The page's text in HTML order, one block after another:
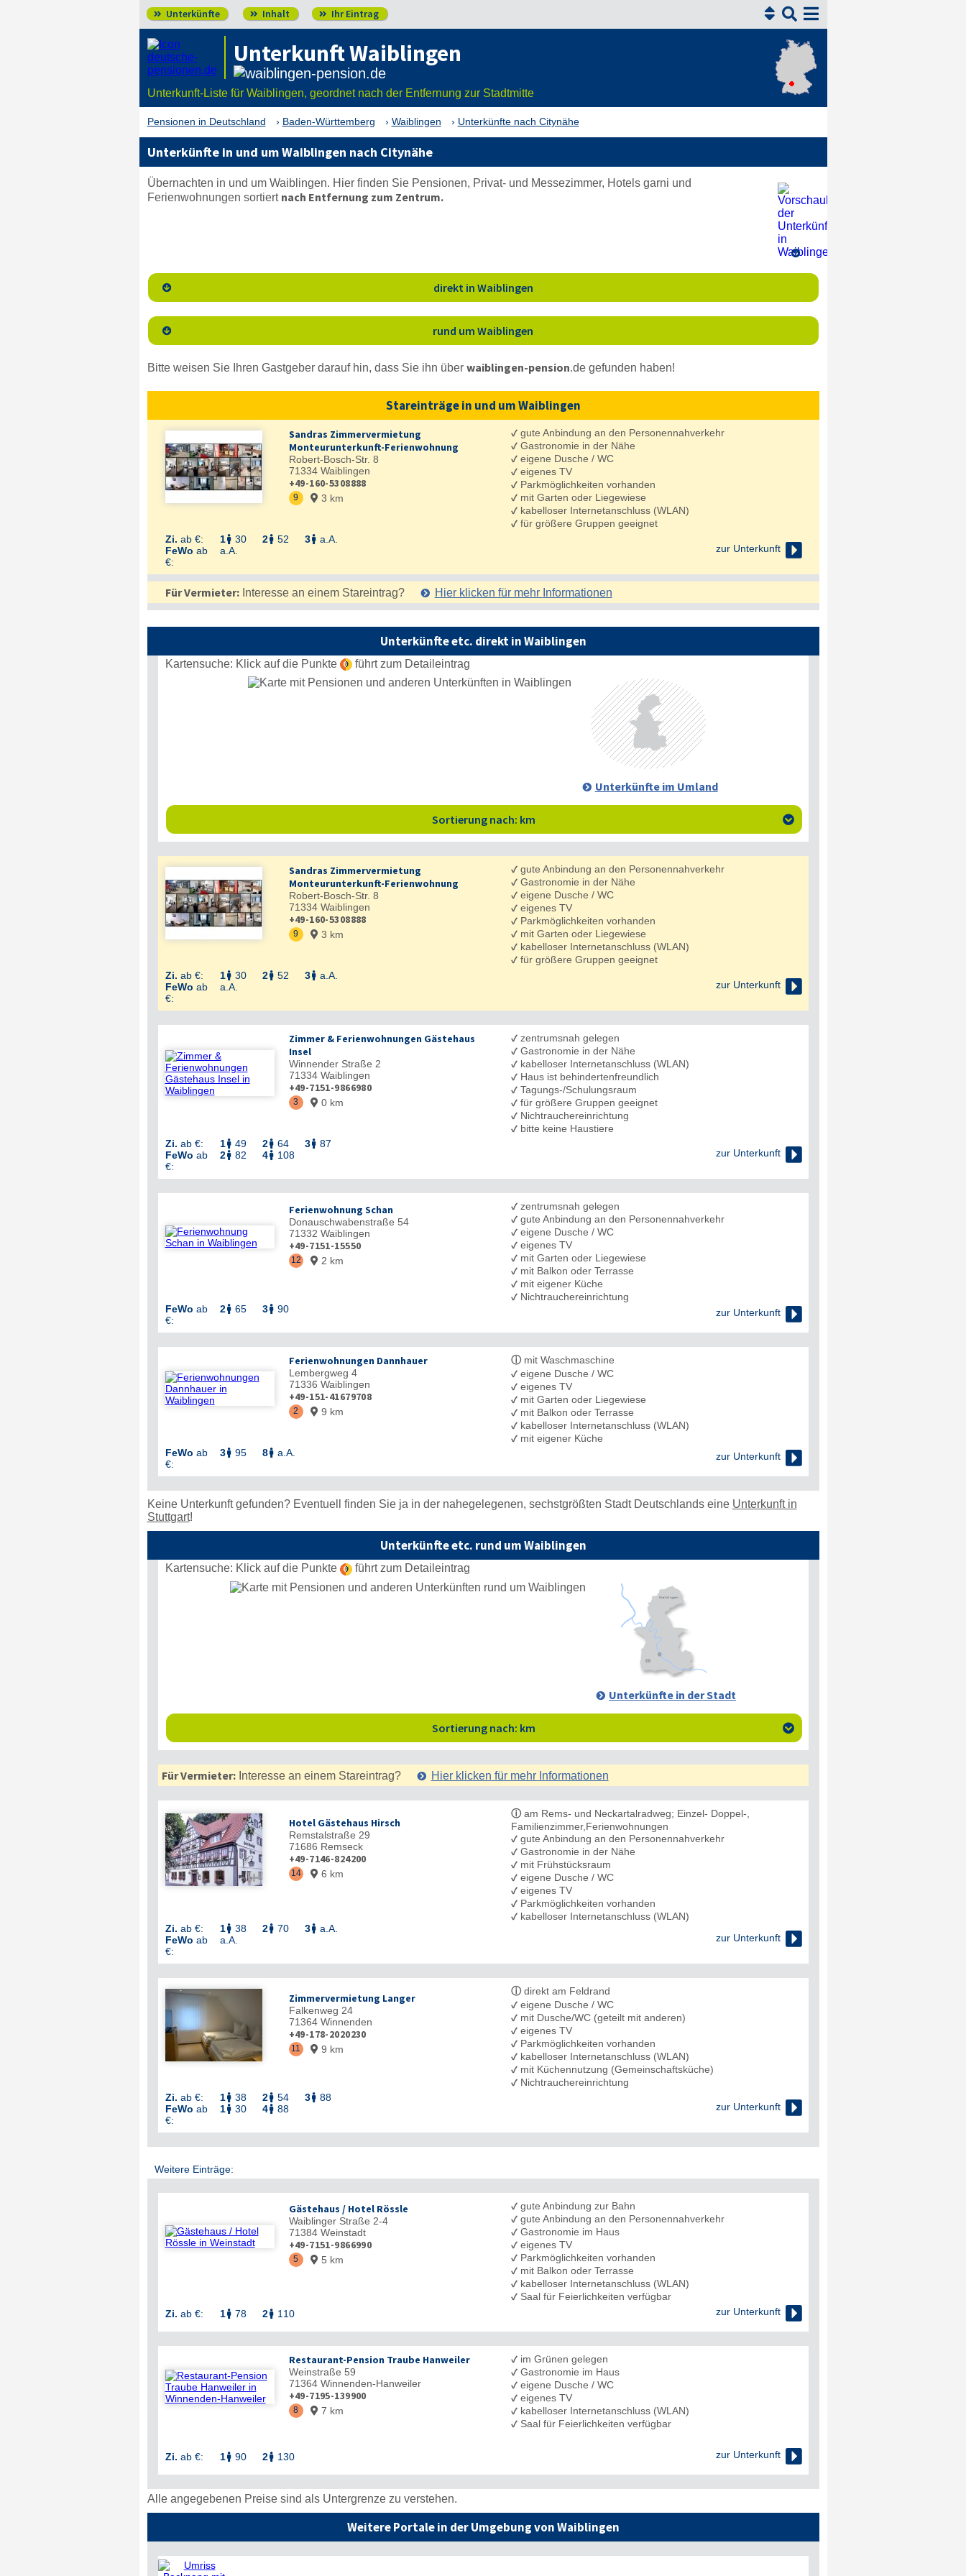
 Unterkünfte  Inhalt  Ihr Eintrag 

Unterkunft Waiblingen
Unterkunft-Liste für Waiblingen, geordnet nach der Entfernung zur Stadtmitte
Pensionen in Deutschland Baden-Württemberg Waiblingen Unterkünfte nach Citynähe
Unterkünfte in und um Waiblingen nach Citynähe

Übernachten in und um Waiblingen. Hier finden Sie Pensionen, Privat- und Messezimmer, Hotels garni und
Ferienwohnungen sortiert nach Entfernung zum Zentrum.
 direkt in Waiblingen
 rund um Waiblingen
Bitte weisen Sie Ihren Gastgeber darauf hin, dass Sie ihn über waiblingen-pension.degefunden haben!
Stareinträge in und um Waiblingen
Sandras Zimmervermietung
Monteurunterkunft-Ferienwohnung
Robert-Bosch-Str. 8
71334 Waiblingen
+49-160-5308888
9  3 km
Zi. ab €: 1 30 2 52 3 a.A.
FeWo ab
€:
a.A.
✓ gute Anbindung an den Personennahverkehr
✓ Gastronomie in der Nähe
✓ eigene Dusche / WC
✓ eigenes TV
✓ Parkmöglichkeiten vorhanden
✓ mit Garten oder Liegewiese
✓ kabelloser Internetanschluss (WLAN)
✓ für größere Gruppen geeignet
zur Unterkunft 
Für Vermieter:Interesse an einem Stareintrag? Hier klicken für mehr Informationen
Unterkünfte etc. direkt in Waiblingen
Kartensuche: Klick auf die Punkte führt zum Detaileintrag
Unterkünfte im Umland
Sortierung nach: km 
Sandras Zimmervermietung
Monteurunterkunft-Ferienwohnung
Robert-Bosch-Str. 8
71334 Waiblingen
+49-160-5308888
9  3 km
Zi. ab €: 1 30 2 52 3 a.A.
FeWo ab
€:
a.A.
✓ gute Anbindung an den Personennahverkehr
✓ Gastronomie in der Nähe
✓ eigene Dusche / WC
✓ eigenes TV
✓ Parkmöglichkeiten vorhanden
✓ mit Garten oder Liegewiese
✓ kabelloser Internetanschluss (WLAN)
✓ für größere Gruppen geeignet
zur Unterkunft 
Zimmer & Ferienwohnungen Gästehaus
Insel
Winnender Straße 2
71334 Waiblingen
+49-7151-9866980
3  0 km
Zi. ab €: 1 49 2 64 3 87
FeWo ab
€:
2 82 4 108
✓ zentrumsnah gelegen
✓ Gastronomie in der Nähe
✓ kabelloser Internetanschluss (WLAN)
✓ Haus ist behindertenfreundlich
✓ Tagungs-/Schulungsraum
✓ für größere Gruppen geeignet
✓ Nichtrauchereinrichtung
✓ bitte keine Haustiere
zur Unterkunft 
Ferienwohnung Schan
Donauschwabenstraße 54
71332 Waiblingen
+49-7151-15550
12  2 km
FeWo ab
€:
2 65 3 90
✓ zentrumsnah gelegen
✓ gute Anbindung an den Personennahverkehr
✓ eigene Dusche / WC
✓ eigenes TV
✓ mit Garten oder Liegewiese
✓ mit Balkon oder Terrasse
✓ mit eigener Küche
✓ Nichtrauchereinrichtung
zur Unterkunft 
Ferienwohnungen Dannhauer
Lembergweg 4
71336 Waiblingen
+49-151-41679708
2  9 km
FeWo ab
€:
3 95 8 a.A.
ⓘ mit Waschmaschine
✓ eigene Dusche / WC
✓ eigenes TV
✓ mit Garten oder Liegewiese
✓ mit Balkon oder Terrasse
✓ kabelloser Internetanschluss (WLAN)
✓ mit eigener Küche
zur Unterkunft 
Keine Unterkunft gefunden? Eventuell finden Sie ja in der nahegelegenen, sechstgrößten Stadt Deutschlands eine Unterkunft in
Stuttgart!
Unterkünfte etc. rund um Waiblingen
Kartensuche: Klick auf die Punkte führt zum Detaileintrag
Unterkünfte in der Stadt
Sortierung nach: km 
Für Vermieter:Interesse an einem Stareintrag? Hier klicken für mehr Informationen

Hotel Gästehaus Hirsch
Remstalstraße 29
71686 Remseck
+49-7146-824200
14  6 km
Zi. ab €: 1 38 2 70 3 a.A.
FeWo ab
€:
a.A.
ⓘ am Rems- und Neckartalradweg; Einzel- Doppel-,
Familienzimmer,Ferienwohnungen
✓ gute Anbindung an den Personennahverkehr
✓ Gastronomie in der Nähe
✓ mit Frühstücksraum
✓ eigene Dusche / WC
✓ eigenes TV
✓ Parkmöglichkeiten vorhanden
✓ kabelloser Internetanschluss (WLAN)
zur Unterkunft 
Zimmervermietung Langer
Falkenweg 24
71364 Winnenden
+49-178-2020230
11  9 km
Zi. ab €: 1 38 2 54 3 88
FeWo ab
€:
1 30 4 88
ⓘ direkt am Feldrand
✓ eigene Dusche / WC
✓ mit Dusche/WC (geteilt mit anderen)
✓ eigenes TV
✓ Parkmöglichkeiten vorhanden
✓ kabelloser Internetanschluss (WLAN)
✓ mit Küchennutzung (Gemeinschaftsküche)
✓ Nichtrauchereinrichtung
zur Unterkunft 
Weitere Einträge:
Gästehaus / Hotel Rössle
Waiblinger Straße 2-4
71384 Weinstadt
+49-7151-9866990
5  5 km
Zi. ab €: 1 78 2 110
✓ gute Anbindung zur Bahn
✓ gute Anbindung an den Personennahverkehr
✓ Gastronomie im Haus
✓ eigenes TV
✓ Parkmöglichkeiten vorhanden
✓ mit Balkon oder Terrasse
✓ kabelloser Internetanschluss (WLAN)
✓ Saal für Feierlichkeiten verfügbar
zur Unterkunft 
Restaurant-Pension Traube Hanweiler
Weinstraße 59
71364 Winnenden-Hanweiler
+49-7195-139900
8  7 km
Zi. ab €: 1 90 2 130
✓ im Grünen gelegen
✓ Gastronomie im Haus
✓ eigene Dusche / WC
✓ eigenes TV
✓ kabelloser Internetanschluss (WLAN)
✓ Saal für Feierlichkeiten verfügbar
zur Unterkunft 
Alle angegebenen Preise sind als Untergrenze zu verstehen.
Weitere Portale in der Umgebung von Waiblingen